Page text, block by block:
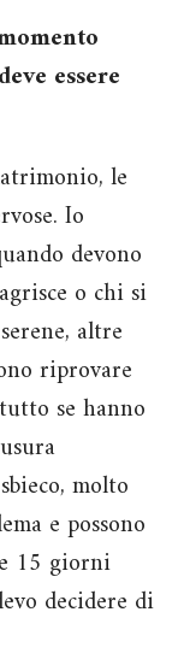
essere
le
Io
devono
o chi si
altre
riprovare
se hanno
molto
e possono
15 giorni
decidere di